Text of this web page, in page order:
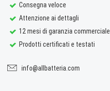
Consegna veloce
Attenzione ai dettagli
12 mesi di garanzia commerciale
Prodotti certificati e testati
info@allbatteria.com